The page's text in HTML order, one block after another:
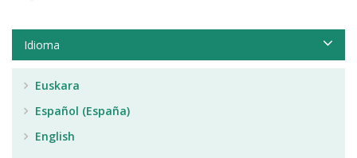
Idioma
Euskara
Español (España)
English